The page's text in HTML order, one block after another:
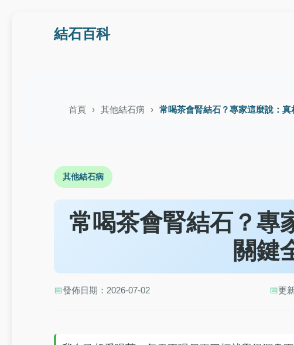
結石百科
首頁 其他結石病 常喝茶會腎結石？專家這麼說：
其他結石病
常喝茶會腎結石？專
關鍵
📅發佈日期：2026-07-02 📅更